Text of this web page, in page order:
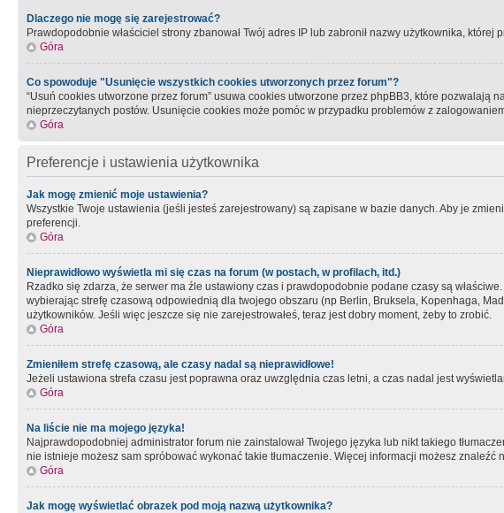
Dlaczego nie mogę się zarejestrować?
Prawdopodobnie właściciel strony zbanował Twój adres IP lub zabronił nazwy użytkownika,
Góra
Co spowoduje "Usunięcie wszystkich cookies utworzonych przez forum"?
“Usuń cookies utworzone przez forum” usuwa cookies utworzone przez phpBB3, które
nieprzeczytanych postów. Usunięcie cookies może pomóc w przypadku problemów z
Góra
Preferencje i ustawienia użytkownika
Jak mogę zmienić moje ustawienia?
Wszystkie Twoje ustawienia (jeśli jesteś zarejestrowany) są zapisane w bazie danych. Aby je
preferencji.
Góra
Nieprawidłowo wyświetla mi się czas na forum (w postach, w profilach, itd.)
Rzadko się zdarza, że serwer ma źle ustawiony czas i prawdopodobnie podane czasy są
wybierając strefę czasową odpowiednią dla twojego obszaru (np Berlin, Bruksela, Kopenhaga,
użytkowników. Jeśli więc jeszcze się nie zarejestrowałeś, teraz jest dobry moment, żeby to zrobić.
Góra
Zmieniłem strefę czasową, ale czasy nadal są nieprawidłowe!
Jeżeli ustawiona strefa czasu jest poprawna oraz uwzględnia czas letni, a czas nadal jest
Góra
Na liście nie ma mojego języka!
Najprawdopodobniej administrator forum nie zainstalował Twojego języka lub nikt takiego
nie istnieje możesz sam spróbować wykonać takie tłumaczenie. Więcej informacji możesz znaleźć
Góra
Jak mogę wyświetlać obrazek pod moją nazwą użytkownika?